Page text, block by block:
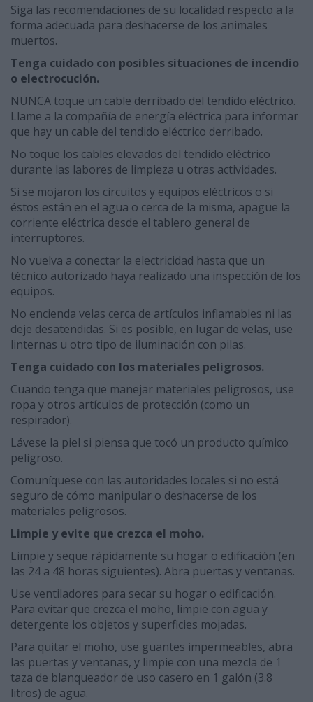
Siga las recomendaciones de su localidad respecto a la
forma adecuada para deshacerse de los animales
muertos.
Tenga cuidado con posibles situaciones de incendio
o electrocución.
NUNCA toque un cable derribado del tendido eléctrico.
Llame a la compañía de energía eléctrica para informar
que hay un cable del tendido eléctrico derribado.
No toque los cables elevados del tendido eléctrico
durante las labores de limpieza u otras actividades.
Si se mojaron los circuitos y equipos eléctricos o si
éstos están en el agua o cerca de la misma, apague la
corriente eléctrica desde el tablero general de
interruptores.
No vuelva a conectar la electricidad hasta que un
técnico autorizado haya realizado una inspección de los
equipos.
No encienda velas cerca de artículos inflamables ni las
deje desatendidas. Si es posible, en lugar de velas, use
linternas u otro tipo de iluminación con pilas.
Tenga cuidado con los materiales peligrosos.
Cuando tenga que manejar materiales peligrosos, use
ropa y otros artículos de protección (como un
respirador).
Lávese la piel si piensa que tocó un producto químico
peligroso.
Comuníquese con las autoridades locales si no está
seguro de cómo manipular o deshacerse de los
materiales peligrosos.
Limpie y evite que crezca el moho.
Limpie y seque rápidamente su hogar o edificación (en
las 24 a 48 horas siguientes). Abra puertas y ventanas.
Use ventiladores para secar su hogar o edificación.
Para evitar que crezca el moho, limpie con agua y
detergente los objetos y superficies mojadas.
Para quitar el moho, use guantes impermeables, abra
las puertas y ventanas, y limpie con una mezcla de 1
taza de blanqueador de uso casero en 1 galón (3.8
litros) de agua.